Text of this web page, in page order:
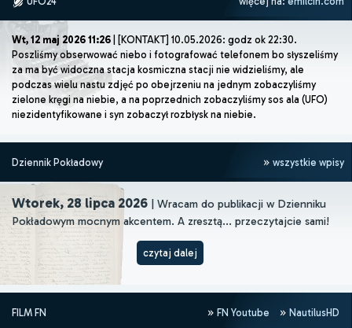
Wt, 12 maj 2026 11:26 | [KONTAKT] 10.05.2026: godz ok 22:30.
Poszliśmy obserwować niebo i fotografować telefonem bo słyszeliśmy
za ma być widoczna stacja kosmiczna stacji nie widzieliśmy, ale
podczas wielu nastu zdjęć po obejrzeniu na jednym zobaczyliśmy
zielone kręgi na niebie, a na poprzednich zobaczyliśmy sos ala (UFO)
niezidentyfikowane i syn zobaczył rozbłysk na niebie.
Dziennik Pokładowy wszystkie wpisy
Wtorek, 28 lipca 2026 | Wracam do publikacji w Dzienniku
Pokładowym mocnym akcentem. A zresztą... przeczytajcie sami!
czytaj dalej
FILM FN FN Youtube NautilusHD